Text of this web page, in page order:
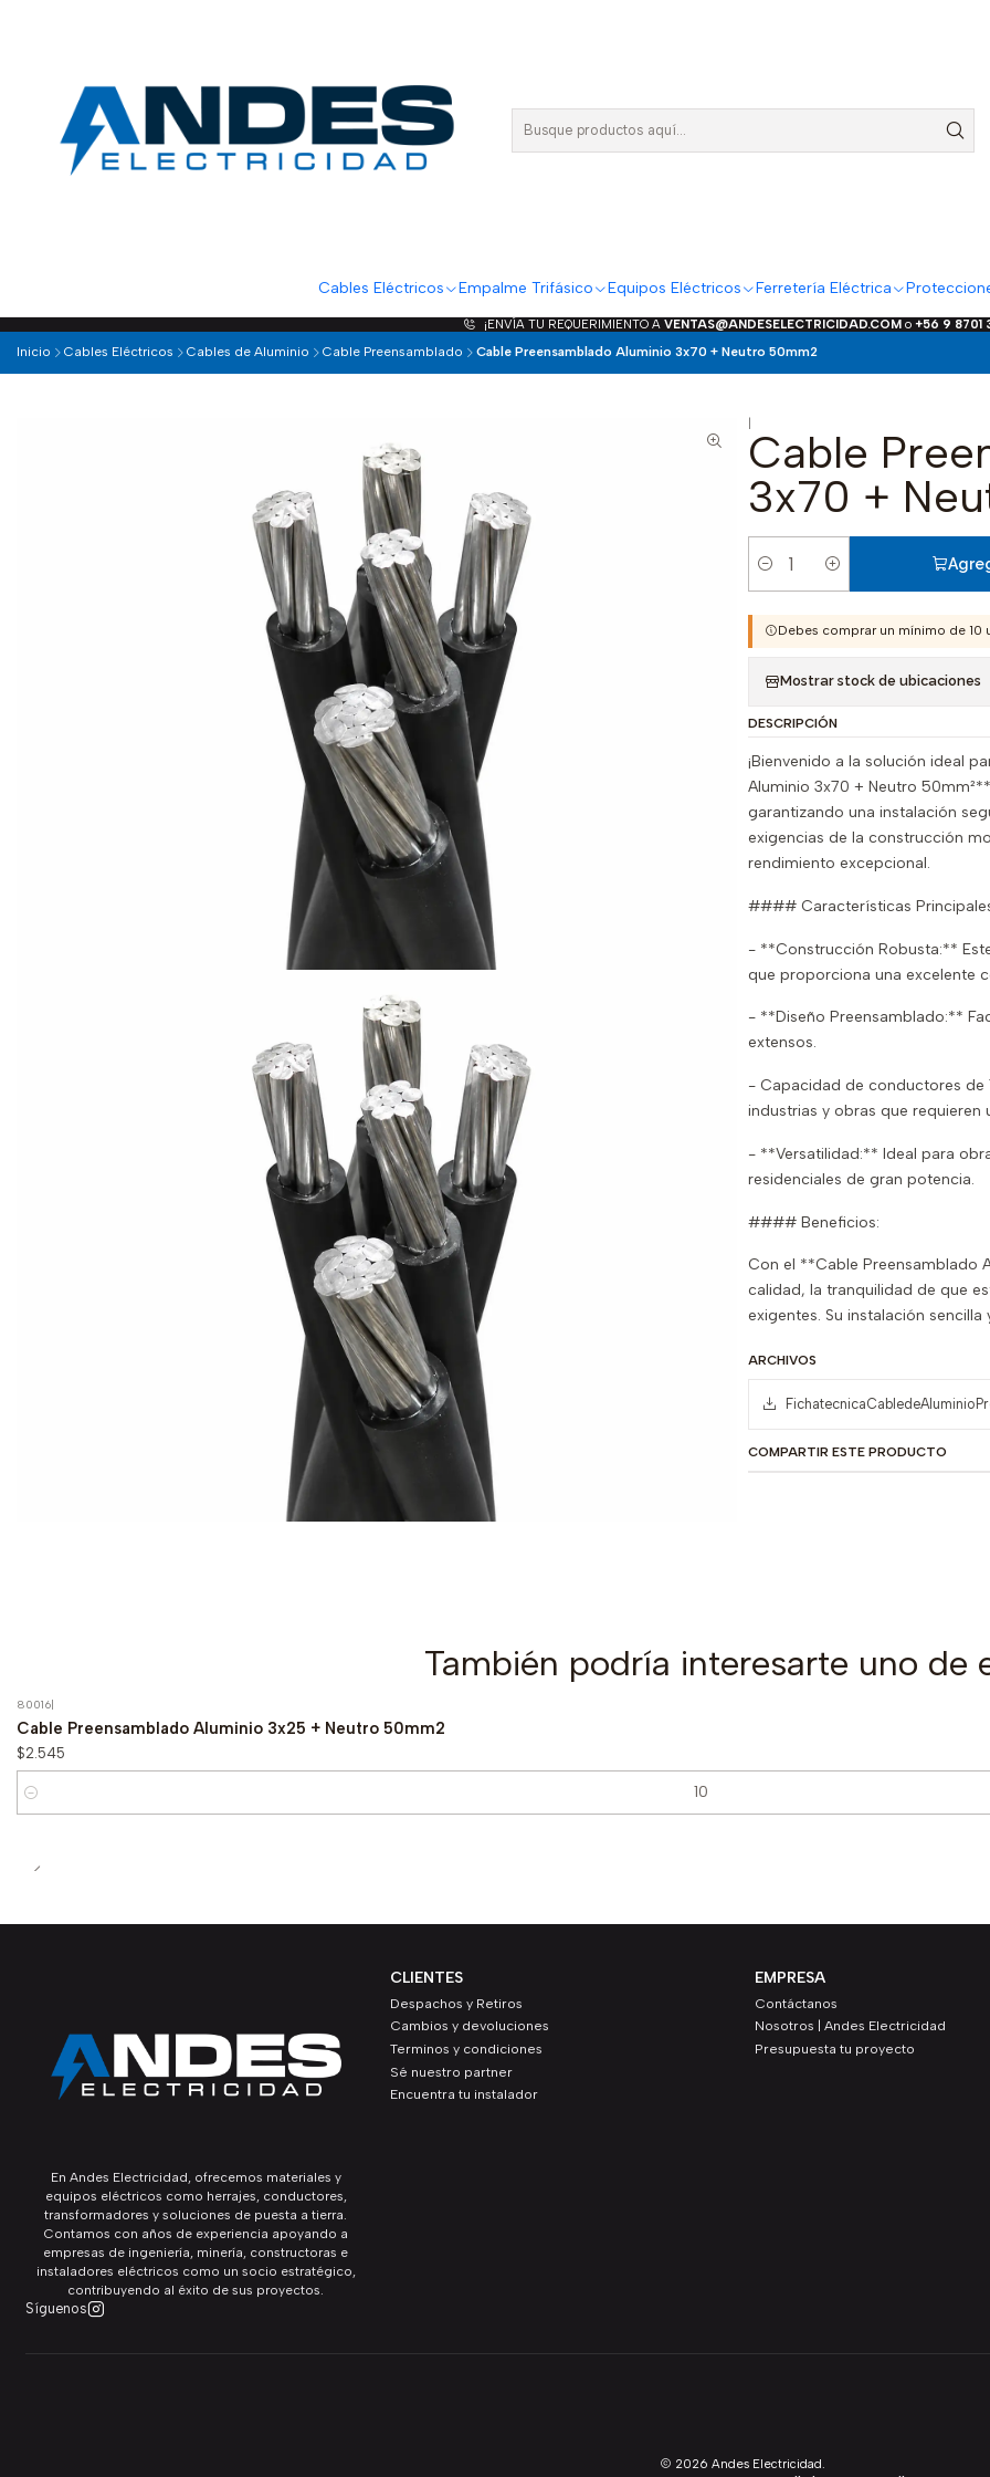
Cables Eléctricos Empalme Trifásico Equipos Eléctricos Ferretería Eléctrica
¡ENVÍA TU REQUERIMIENTO A VENTAS@ANDESELECTRICIDAD.COM o +56 9 8701
Inicio
Cables Eléctricos Cables de Aluminio Cable Preensamblado Cable Preensamblado Aluminio 3x70 + Neutro 50mm2
Cable
3x70 +
Cantidad
Debes comprar un mínimo de 10
Mostrar stock de ubicaciones
DESCRIPCIÓN
¡Bienvenido a la solución ideal
Aluminio 3x70 + Neutro
garantizando una instalación
exigencias de la construcción
rendimiento excepcional.
#### Características
- **Construcción Robusta:**
que proporciona una excelente
- **Diseño Preensamblado:**
extensos.
- Capacidad de conductores de
industrias y obras que requieren
- **Versatilidad:** Ideal para
residenciales de gran potencia.
#### Beneficios:
Con el **Cable Preensamblado
calidad, la tranquilidad de que
exigentes. Su instalación
ARCHIVOS
COMPARTIR ESTE PRODUCTO
También podría interesarte uno de
80016|
Cable Preensamblado Aluminio 3x25 + Neutro 50mm2
$2.545
Cantidad
En Andes Electricidad, ofrecemos materiales y
equipos eléctricos como herrajes, conductores,
transformadores y soluciones de puesta a tierra.
Contamos con años de experiencia apoyando a
empresas de ingeniería, minería, constructoras e
instaladores eléctricos como un socio estratégico,
contribuyendo al éxito de sus proyectos.
Síguenos
CLIENTES
Despachos y Retiros
Cambios y devoluciones
Terminos y condiciones
Sé nuestro partner
Encuentra tu instalador
EMPRESA
Contáctanos
Nosotros | Andes Electricidad
Presupuesta tu proyecto
2026 Andes Electricidad.